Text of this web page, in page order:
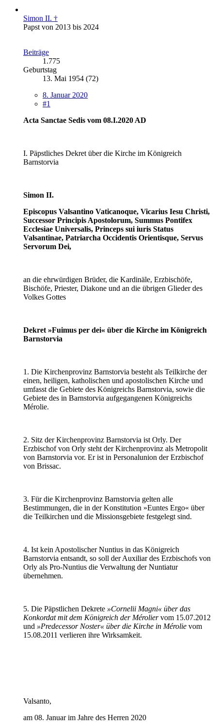
Simon II. †
Papst von 2013 bis 2024
Beiträge
1.775
Geburtstag
13. Mai 1954 (72)
8. Januar 2020
#1
Acta Sanctae Sedis vom 08.I.2020 AD
I. Päpstliches Dekret über die Kirche im Königreich
Barnstorvia
Simon II.
Episcopus Valsantino Vaticanoque, Vicarius Iesu Christi,
Successor Principis Apostolorum, Summus Pontifex
Ecclesiae Universalis, Princeps sui iuris Status
Valsantinae, Patriarcha Occidentis Orientisque, Servus
Servorum Dei,
an die ehrwürdigen Brüder, die Kardinäle, Erzbischöfe,
Bischöfe, Priester, Diakone und an die übrigen Glieder des
Volkes Gottes
Dekret »Fuimus per dei« über die Kirche im Königreich
Barnstorvia
1. Die Kirchenprovinz Barnstorvia besteht als Teilkirche der
einen, heiligen, katholischen und apostolischen Kirche und
umfasst die Gebiete des Königreichs Barnstorvia, sowie die
Gebiete des in Barnstorvia aufgegangenen Königreichs
Mérolie.
2. Sitz der Kirchenprovinz Barnstorvia ist Orly. Der
Erzbischof von Orly steht der Kirchenprovinz als Metropolit
von Barnstorvia vor. Er ist in Personalunion der Erzbischof
von Brissac.
3. Für die Kirchenprovinz Barnstorvia gelten alle
Bestimmungen, die in der Konstitution »Euntes Ergo« über
die Teilkirchen und die Missionsgebiete festgelegt sind.
4. Ist kein Apostolischer Nuntius in das Königreich
Barnstorvia entsandt, so soll der Auxiliar des Erzbischofs von
Orly als Pro-Nuntius die Verwaltung der Nuntiatur
übernehmen.
5. Die Päpstlichen Dekrete »Cornelii Magni« über das
Konkordat mit dem Königreich der Méroliervom 15.07.2012
und »Predecessor Noster« über die Kirche in Mérolie vom
15.08.2011 verlieren ihre Wirksamkeit.
Valsanto,
am 08. Januar im Jahre des Herren 2020